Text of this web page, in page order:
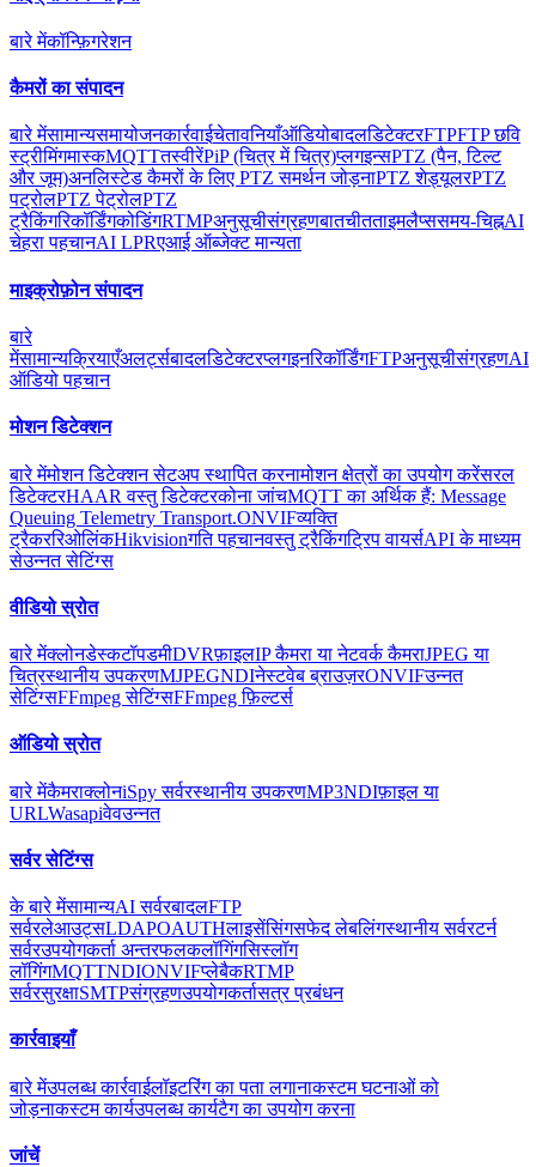
बारे मेंकॉन्फ़िगरेशन
कैमरों का संपादन
बारे मेंसामान्यसमायोजनकार्रवाईचेतावनियाँऑडियोबादलडिटेक्टरFTPFTP छवि
स्ट्रीमिंगमास्कMQTTतस्वीरेंPiP (चित्र में चित्र)प्लगइन्सPTZ (पैन, टिल्ट
और जूम)अनलिस्टेड कैमरों के लिए PTZ समर्थन जोड़नाPTZ शेड्यूलरPTZ
पट्रोलPTZ पेट्रोलPTZ
ट्रैकिंगरिकॉर्डिंगकोडिंगRTMPअनुसूचीसंग्रहणबातचीतताइमलैप्ससमय-चिह्नAI
चेहरा पहचानAI LPRएआई ऑब्जेक्ट मान्यता
माइक्रोफ़ोन संपादन
बारे
मेंसामान्यक्रियाएँअलर्ट्सबादलडिटेक्टरप्लगइनरिकॉर्डिंगFTPअनुसूचीसंग्रहणAI
ऑडियो पहचान
मोशन डिटेक्शन
बारे मेंमोशन डिटेक्शन सेटअप स्थापित करनामोशन क्षेत्रों का उपयोग करेंसरल
डिटेक्टरHAAR वस्तु डिटेक्टरकोना जांचMQTT का अर्थिक हैं: Message
Queuing Telemetry Transport.ONVIFव्यक्ति
ट्रैकररिओलिंकHikvisionगति पहचानवस्तु ट्रैकिंगट्रिप वायर्सAPI के माध्यम
सेउन्नत सेटिंग्स
वीडियो स्रोत
बारे मेंक्लोनडेस्कटॉपडमीDVRफ़ाइलIP कैमरा या नेटवर्क कैमराJPEG या
चित्रस्थानीय उपकरणMJPEGNDIनेस्टवेब ब्राउज़रONVIFउन्नत
सेटिंग्सFFmpeg सेटिंग्सFFmpeg फ़िल्टर्स
ऑडियो स्रोत
बारे मेंकैमराक्लोनiSpy सर्वरस्थानीय उपकरणMP3NDIफ़ाइल या
URLWasapiवेवउन्नत
सर्वर सेटिंग्स
के बारे मेंसामान्यAI सर्वरबादलFTP
सर्वरलेआउट्सLDAPOAUTHलाइसेंसिंगसफेद लेबलिंगस्थानीय सर्वरटर्न
सर्वरउपयोगकर्ता अन्तरफलकलॉगिंगसिस्लॉग
लॉगिंगMQTTNDIONVIFप्लेबैकRTMP
सर्वरसुरक्षाSMTPसंग्रहणउपयोगकर्तासत्र प्रबंधन
कार्रवाइयाँ
बारे मेंउपलब्ध कार्रवाईलॉइटरिंग का पता लगानाकस्टम घटनाओं को
जोड़नाकस्टम कार्यउपलब्ध कार्यटैग का उपयोग करना
जांचें